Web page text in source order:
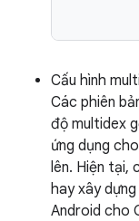
Cấu hình
Các phiên
độ multidex
ứng dụng
lên. Hiện tại,
hay xây
Android cho